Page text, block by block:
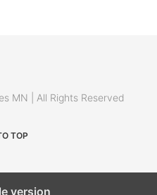
MN | All Rights Reserved
TOP
version